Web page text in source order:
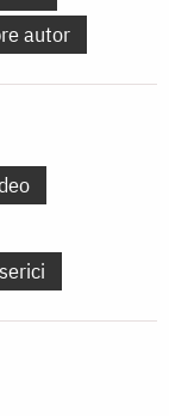
autor